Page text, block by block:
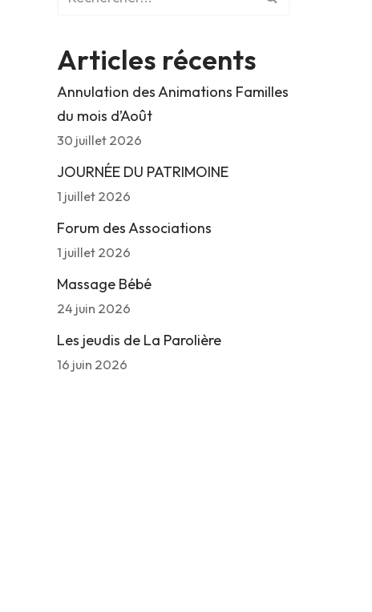
Articles récents
Annulation des Animations Familles
du mois d’Août
30 juillet 2026
JOURNÉE DU PATRIMOINE
1 juillet 2026
Forum des Associations
1 juillet 2026
Massage Bébé
24 juin 2026
Les jeudis de La Parolière
16 juin 2026